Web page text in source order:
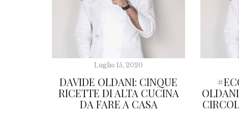
Luglio 15, 2020
DAVIDE OLDANI: CINQUE
RICETTE DI ALTA CUCINA
DA FARE A CASA